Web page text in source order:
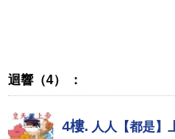
迴響（4） ：
4樓. 人人【都是】